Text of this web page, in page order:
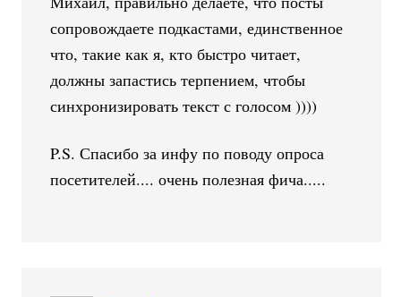
сопровождаете подкастами, единственное
что, такие как я, кто быстро читает,
должны запастись терпением, чтобы
синхронизировать текст с голосом ))))
P.S. Спасибо за инфу по поводу опроса
посетителей.... очень полезная фича.....